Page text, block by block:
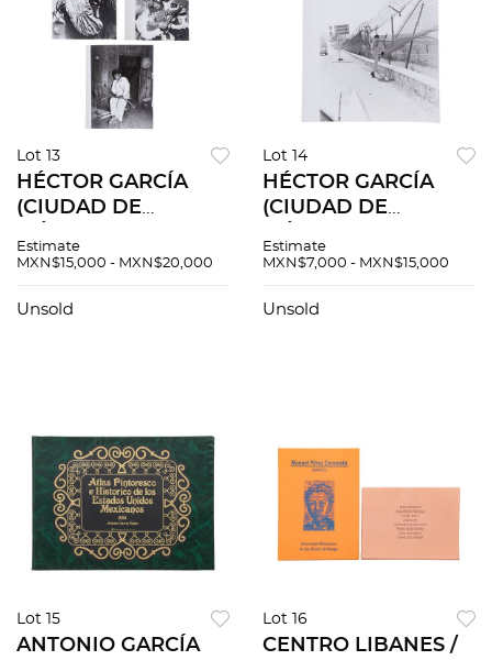
Lot 13
HÉCTOR GARCÍA
(CIUDAD DE
Sin título, Siglo XX
fotógrafo al reverso.
Estimate
MXN$15,000 - MXN$20,000
Unsold
Lot 14
HÉCTOR GARCÍA
(CIUDAD DE
Sin título, Siglo XX
fotógrafo al reverso.
Estimate
MXN$7,000 - MXN$15,000
Unsold
Lot 15
ANTONIO GARCÍA
Lot 16
CENTRO LIBANES /